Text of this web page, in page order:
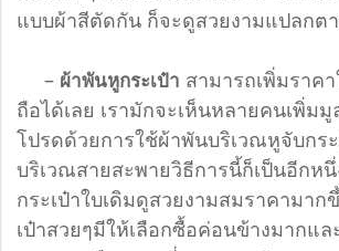
แบบผ้าสีตัดกัน ก็จะดูสวยงามแปลกต
– ผ้าพันหูกระเป๋า สามารถเพิ่มราคา
ถือได้เลย เรามักจะเห็นหลายคนเพิ่มมู
โปรดด้วยการใช้ผ้าพันบริเวณหูจับกร
บริเวณสายสะพายวิธีการนี้ก็เป็นอีกห
กระเป๋าใบเดิมดูสวยงามสมราคามา
เป๋าสวยๆมีให้เลือกซื้อค่อนข้างมากแล